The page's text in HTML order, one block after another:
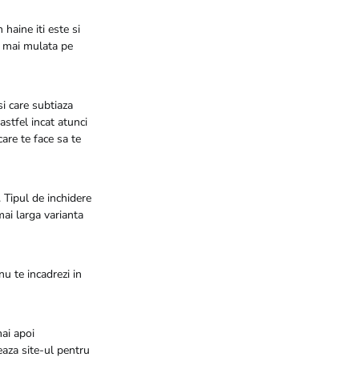
haine iti este si
mulata pe
care subtiaza
incat atunci
te face sa te
de inchidere
larga varianta
te incadrezi in
apoi
site-ul pentru